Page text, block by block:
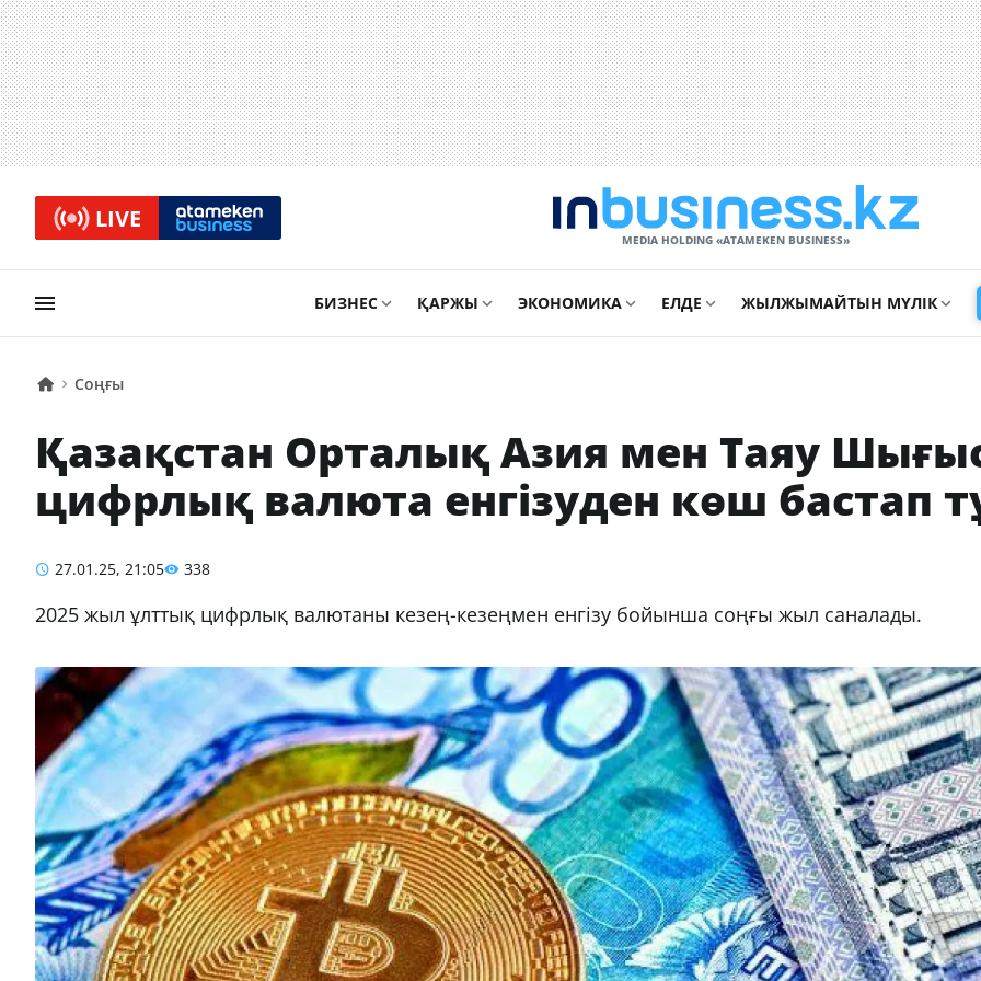
LIVE
MEDIA HOLDING «ATAMEKЕN BUSINESS»
БИЗНЕС ҚАРЖЫ ЭКОНОМИКА ЕЛДЕ ЖЫЛЖЫМАЙТЫН МҮЛІК
Соңғы
Қазақстан Орталық Азия мен Таяу
цифрлық валюта енгізуден көш бастап
27.01.25, 21:05 338
2025 жыл ұлттық цифрлық валютаны кезең-кезеңмен енгізу бойынша соңғы жыл саналады.